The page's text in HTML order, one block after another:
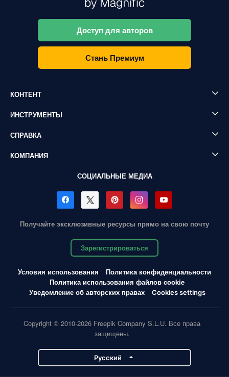
Доступ для авторов
Стань Премиум
КОНТЕНТ
ИНСТРУМЕНТЫ
СПРАВКА
КОМПАНИЯ
СОЦИАЛЬНЫЕ МЕДИА
Получайте эксклюзивные ресурсы прямо на свою почту
Зарегистрироваться
Условия использования
Политика конфиденциальности
Политика использования файлов cookie
Уведомление об авторских правах
Cookies settings
Copyright © 2010-2026 Freepik Company S.L.U. Все права
защищены.
Pусский